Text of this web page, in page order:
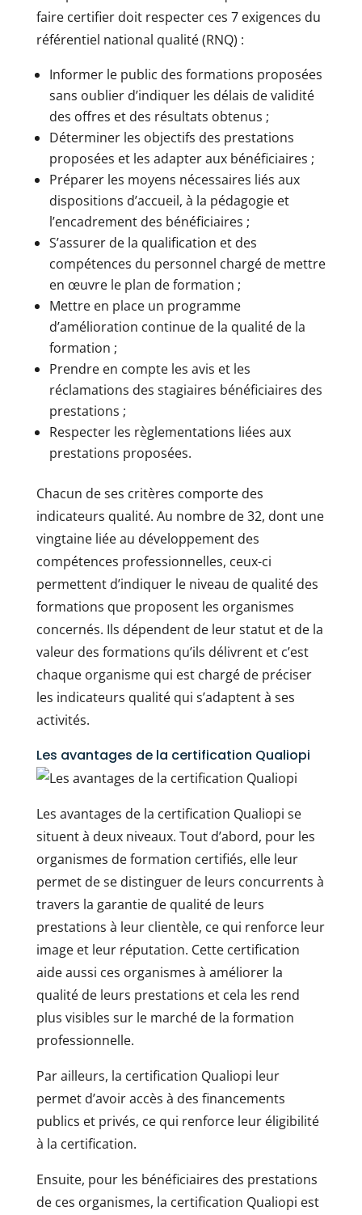
faire certifier doit respecter ces 7 exigences du
référentiel national qualité (RNQ) :
Informer le public des formations proposées
sans oublier d’indiquer les délais de validité
des offres et des résultats obtenus ;
Déterminer les objectifs des prestations
proposées et les adapter aux bénéficiaires ;
Préparer les moyens nécessaires liés aux
dispositions d’accueil, à la pédagogie et
l’encadrement des bénéficiaires ;
S’assurer de la qualification et des
compétences du personnel chargé de mettre
en œuvre le plan de formation ;
Mettre en place un programme
d’amélioration continue de la qualité de la
formation ;
Prendre en compte les avis et les
réclamations des stagiaires bénéficiaires des
prestations ;
Respecter les règlementations liées aux
prestations proposées.
Chacun de ses critères comporte des
indicateurs qualité. Au nombre de 32, dont une
vingtaine liée au développement des
compétences professionnelles, ceux-ci
permettent d’indiquer le niveau de qualité des
formations que proposent les organismes
concernés. Ils dépendent de leur statut et de la
valeur des formations qu’ils délivrent et c’est
chaque organisme qui est chargé de préciser
les indicateurs qualité qui s’adaptent à ses
activités.
Les avantages de la certification Qualiopi
Les avantages de la certification Qualiopi se
situent à deux niveaux. Tout d’abord, pour les
organismes de formation certifiés, elle leur
permet de se distinguer de leurs concurrents à
travers la garantie de qualité de leurs
prestations à leur clientèle, ce qui renforce leur
image et leur réputation. Cette certification
aide aussi ces organismes à améliorer la
qualité de leurs prestations et cela les rend
plus visibles sur le marché de la formation
professionnelle.
Par ailleurs, la certification Qualiopi leur
permet d’avoir accès à des financements
publics et privés, ce qui renforce leur éligibilité
à la certification.
Ensuite, pour les bénéficiaires des prestations
de ces organismes, la certification Qualiopi est